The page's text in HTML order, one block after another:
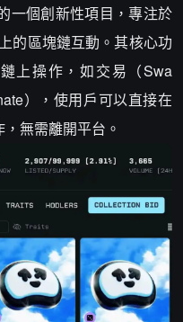
一個創新性項目，專注於
的區塊鏈互動。其核心功
上操作，如交易（Swa
），使用戶可以直接在
無需離開平台。